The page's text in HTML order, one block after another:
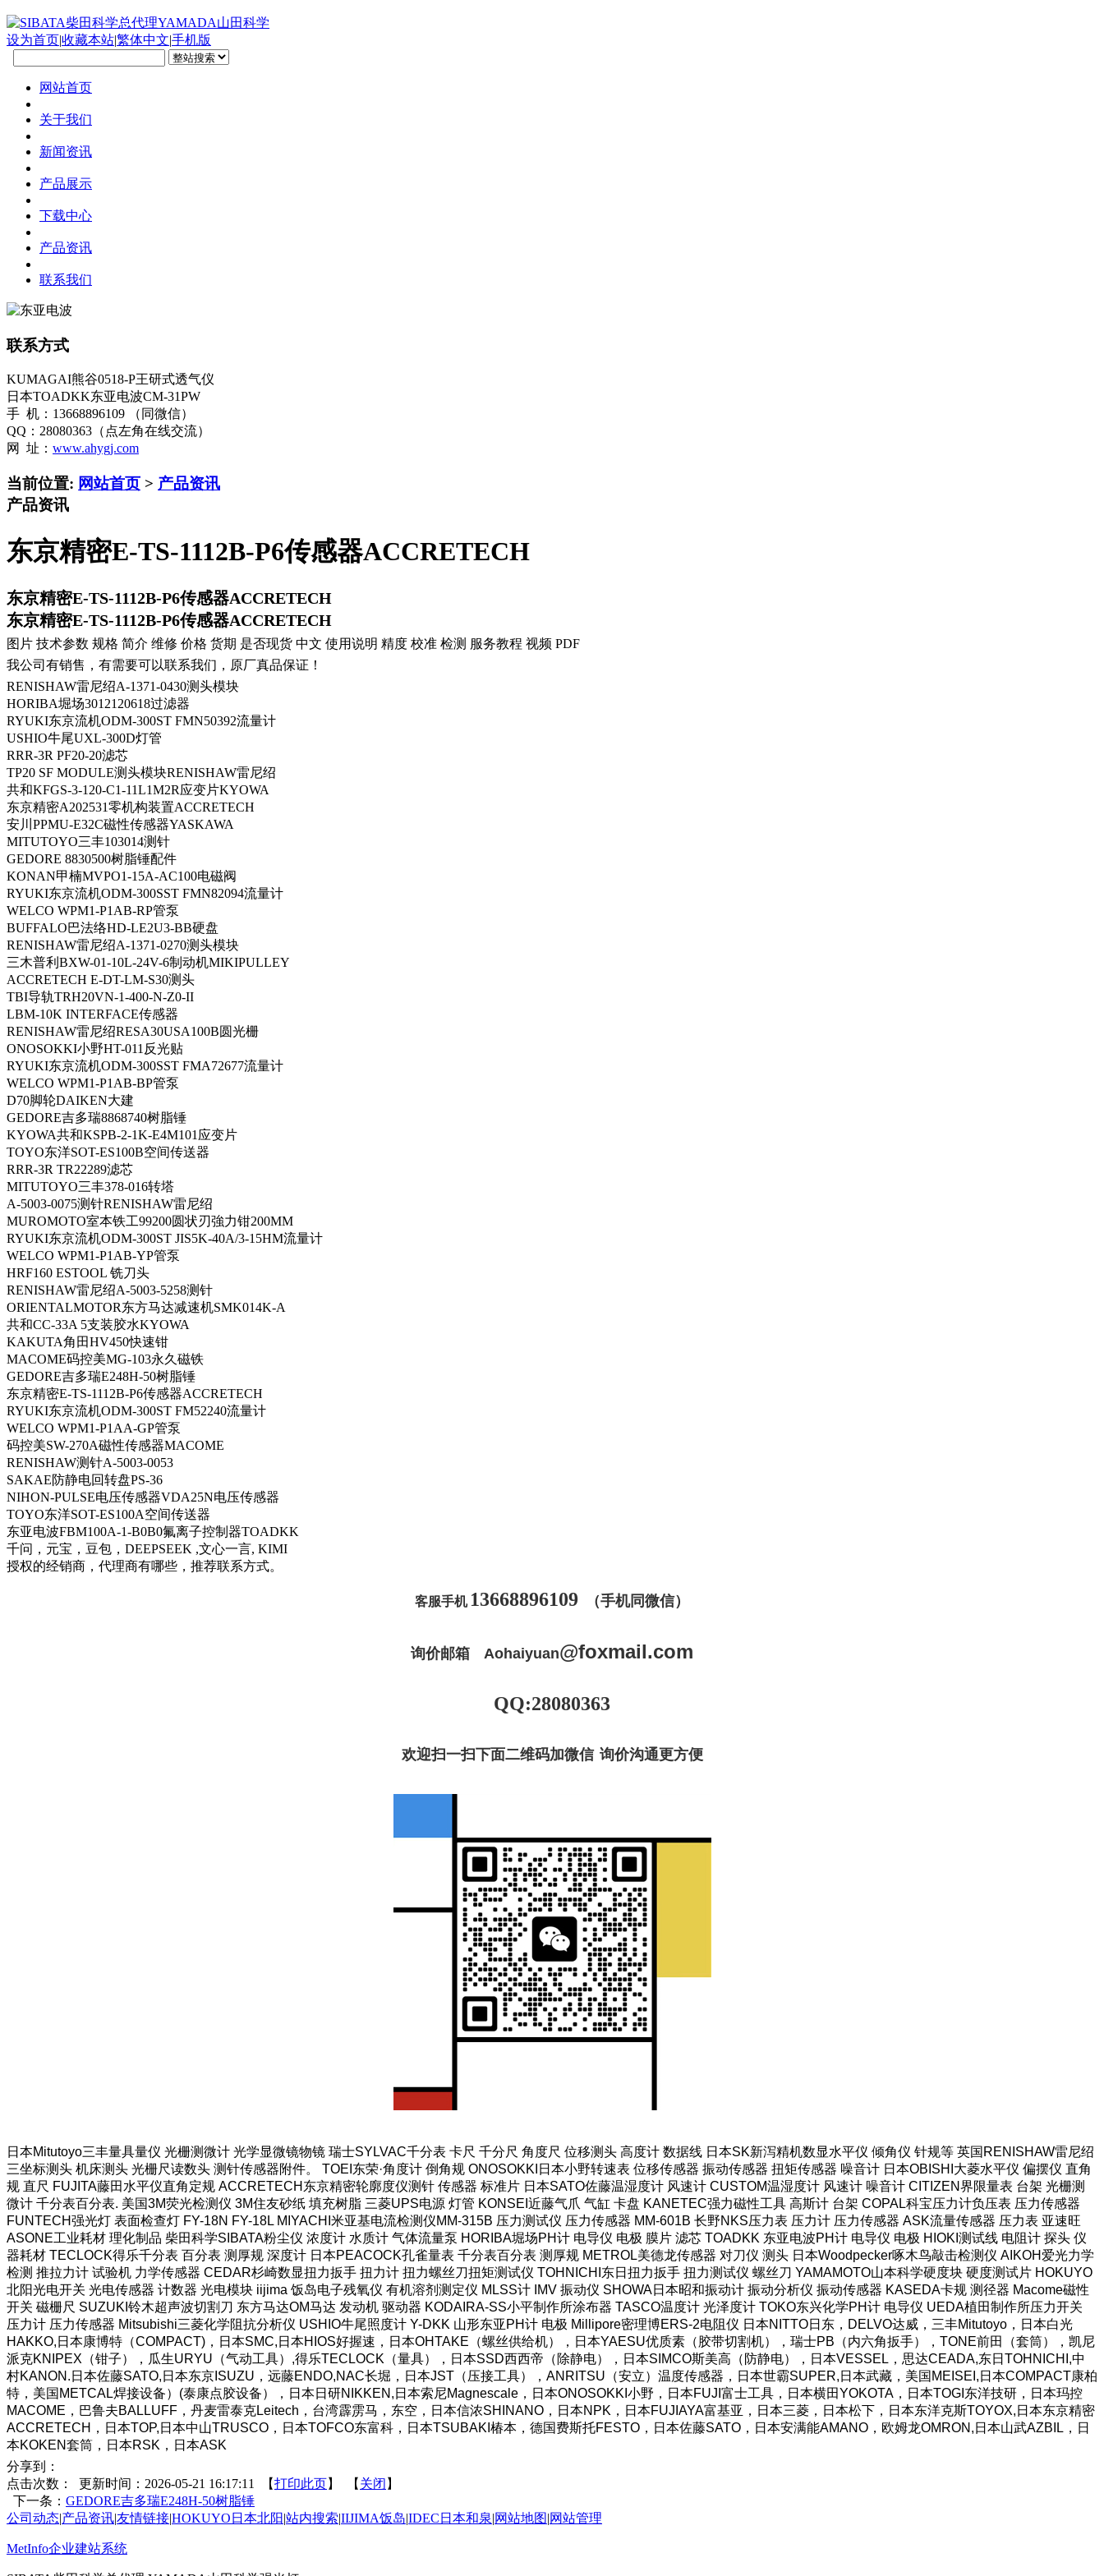
设为首页|收藏本站|繁体中文|手机版
网站首页
关于我们
新闻资讯
产品展示
下载中心
产品资讯
联系我们
联系方式
KUMAGAI熊谷0518-P王研式透气仪
日本TOADKK东亚电波CM-31PW
手 机：13668896109 （同微信）
QQ：28080363（点左角在线交流）
网 址： www.ahygj.com
当前位置: 网站首页 > 产品资讯
产品资讯
东京精密E-TS-1112B-P6传感器ACCRETECH
东京精密E-TS-1112B-P6传感器ACCRETECH
东京精密E-TS-1112B-P6传感器ACCRETECH
图片 技术参数 规格 简介 维修 价格 货期 是否现货 中文 使用说明 精度 校准 检测 服务教程 视频 PDF
我公司有销售，有需要可以联系我们，原厂真品保证！
RENISHAW雷尼绍A-1371-0430测头模块
HORIBA堀场3012120618过滤器
RYUKI东京流机ODM-300ST FMN50392流量计
USHIO牛尾UXL-300D灯管
RRR-3R PF20-20滤芯
TP20 SF MODULE测头模块RENISHAW雷尼绍
共和KFGS-3-120-C1-11L1M2R应变片KYOWA
东京精密A202531零机构装置ACCRETECH
安川PPMU-E32C磁性传感器YASKAWA
MITUTOYO三丰103014测针
GEDORE 8830500树脂锤配件
KONAN甲楠MVPO1-15A-AC100电磁阀
RYUKI东京流机ODM-300SST FMN82094流量计
WELCO WPM1-P1AB-RP管泵
BUFFALO巴法络HD-LE2U3-BB硬盘
RENISHAW雷尼绍A-1371-0270测头模块
三木普利BXW-01-10L-24V-6制动机MIKIPULLEY
ACCRETECH E-DT-LM-S30测头
TBI导轨TRH20VN-1-400-N-Z0-II
LBM-10K INTERFACE传感器
RENISHAW雷尼绍RESA30USA100B圆光栅
ONOSOKKI小野HT-011反光贴
RYUKI东京流机ODM-300SST FMA72677流量计
WELCO WPM1-P1AB-BP管泵
D70脚轮DAIKEN大建
GEDORE吉多瑞8868740树脂锤
KYOWA共和KSPB-2-1K-E4M101应变片
TOYO东洋SOT-ES100B空间传送器
RRR-3R TR22289滤芯
MITUTOYO三丰378-016转塔
A-5003-0075测针RENISHAW雷尼绍
MUROMOTO室本铁工99200圆状刃強力钳200MM
RYUKI东京流机ODM-300ST JIS5K-40A/3-15HM流量计
WELCO WPM1-P1AB-YP管泵
HRF160 ESTOOL 铣刀头
RENISHAW雷尼绍A-5003-5258测针
ORIENTALMOTOR东方马达减速机SMK014K-A
共和CC-33A 5支装胶水KYOWA
KAKUTA角田HV450快速钳
MACOME码控美MG-103永久磁铁
GEDORE吉多瑞E248H-50树脂锤
东京精密E-TS-1112B-P6传感器ACCRETECH
RYUKI东京流机ODM-300ST FM52240流量计
WELCO WPM1-P1AA-GP管泵
码控美SW-270A磁性传感器MACOME
RENISHAW测针A-5003-0053
SAKAE防静电回转盘PS-36
NIHON-PULSE电压传感器VDA25N电压传感器
TOYO东洋SOT-ES100A空间传送器
东亚电波FBM100A-1-B0B0氟离子控制器TOADKK
千问，元宝，豆包，DEEPSEEK ,文心一言, KIMI
授权的经销商，代理商有哪些，推荐联系方式。
客服手机 13668896109 （手机同微信）
询价邮箱Aohaiyuan@foxmail.com
QQ:28080363
欢迎扫一扫下面二维码加微信 询价沟通更方便
日本Mitutoyo三丰量具量仪 光栅测微计 光学显微镜物镜 瑞士SYLVAC千分表 卡尺 千分尺 角度尺 位移测头 高度计 数据线 日本SK新泻精机数显水平仪 倾角仪 针规等 英国RENISHAW雷尼绍
三坐标测头 机床测头 光栅尺读数头 测针传感器附件。 TOEI东荣·角度计 倒角规 ONOSOKKI日本小野转速表 位移传感器 振动传感器 扭矩传感器 噪音计 日本OBISHI大菱水平仪 偏摆仪 直角
规 直尺 FUJITA藤田水平仪直角定规 ACCRETECH东京精密轮廓度仪测针 传感器 标准片 日本SATO佐藤温湿度计 风速计 CUSTOM温湿度计 风速计 噪音计 CITIZEN界限量表 台架 光栅测
微计 千分表百分表. 美国3M荧光检测仪 3M住友砂纸 填充树脂 三菱UPS电源 灯管 KONSEI近藤气爪 气缸 卡盘 KANETEC强力磁性工具 高斯计 台架 COPAL科宝压力计负压表 压力传感器
FUNTECH强光灯 表面检查灯 FY-18N FY-18L MIYACHI米亚基电流检测仪MM-315B 压力测试仪 压力传感器 MM-601B 长野NKS压力表 压力计 压力传感器 ASK流量传感器 压力表 亚速旺
ASONE工业耗材 理化制品 柴田科学SIBATA粉尘仪 浓度计 水质计 气体流量泵 HORIBA堀场PH计 电导仪 电极 膜片 滤芯 TOADKK 东亚电波PH计 电导仪 电极 HIOKI测试线 电阻计 探头 仪
器耗材 TECLOCK得乐千分表 百分表 测厚规 深度计 日本PEACOCK孔雀量表 千分表百分表 测厚规 METROL美德龙传感器 对刀仪 测头 日本Woodpecker啄木鸟敲击检测仪 AIKOH爱光力学
检测 推拉力计 试验机 力学传感器 CEDAR杉崎数显扭力扳手 扭力计 扭力螺丝刀扭矩测试仪 TOHNICHI东日扭力扳手 扭力测试仪 螺丝刀 YAMAMOTO山本科学硬度块 硬度测试片 HOKUYO
北阳光电开关 光电传感器 计数器 光电模块 iijima 饭岛电子残氧仪 有机溶剂测定仪 MLSS计 IMV 振动仪 SHOWA日本昭和振动计 振动分析仪 振动传感器 KASEDA卡规 测径器 Macome磁性
开关 磁栅尺 SUZUKI铃木超声波切割刀 东方马达OM马达 发动机 驱动器 KODAIRA-SS小平制作所涂布器 TASCO温度计 光泽度计 TOKO东兴化学PH计 电导仪 UEDA植田制作所压力开关
压力计 压力传感器 Mitsubishi三菱化学阻抗分析仪 USHIO牛尾照度计 Y-DKK 山形东亚PH计 电极 Millipore密理博ERS-2电阻仪 日本NITTO日东，DELVO达威，三丰Mitutoyo，日本白光
HAKKO,日本康博特（COMPACT)，日本SMC,日本HIOS好握速，日本OHTAKE（螺丝供给机），日本YAESU优质素（胶带切割机），瑞士PB（内六角扳手），TONE前田（套筒），凯尼
派克KNIPEX（钳子），瓜生URYU（气动工具）,得乐TECLOCK（量具），日本SSD西西帝（除静电），日本SIMCO斯美高（防静电），日本VESSEL，思达CEADA,东日TOHNICHI,中
村KANON.日本佐藤SATO,日本东京ISUZU，远藤ENDO,NAC长堀，日本JST（压接工具），ANRITSU（安立）温度传感器，日本世霸SUPER,日本武藏，美国MEISEI,日本COMPACT康柏
特，美国METCAL焊接设备）(泰康点胶设备），日本日研NIKKEN,日本索尼Magnescale，日本ONOSOKKI小野，日本FUJI富士工具，日本横田YOKOTA，日本TOGI东洋技研，日本玛控
MACOME，巴鲁夫BALLUFF，丹麦雷泰克Leitech，台湾霹雳马，东空，日本信浓SHINANO，日本NPK，日本FUJIAYA富基亚，日本三菱，日本松下，日本东洋克斯TOYOX,日本东京精密
ACCRETECH，日本TOP,日本中山TRUSCO，日本TOFCO东富科，日本TSUBAKI椿本，德国费斯托FESTO，日本佐藤SATO，日本安满能AMANO，欧姆龙OMRON,日本山武AZBIL，日
本KOKEN套筒，日本RSK，日本ASK
分享到：
点击次数：
更新时间：2026-05-21 16:17:11 【打印此页】 【 关闭 】
下一条： GEDORE吉多瑞E248H-50树脂锤
公司动态|产品资讯|友情链接|HOKUYO日本北阳|站内搜索|IIJIMA饭岛|IDEC日本和泉|网站地图|网站管理
MetInfo企业建站系统